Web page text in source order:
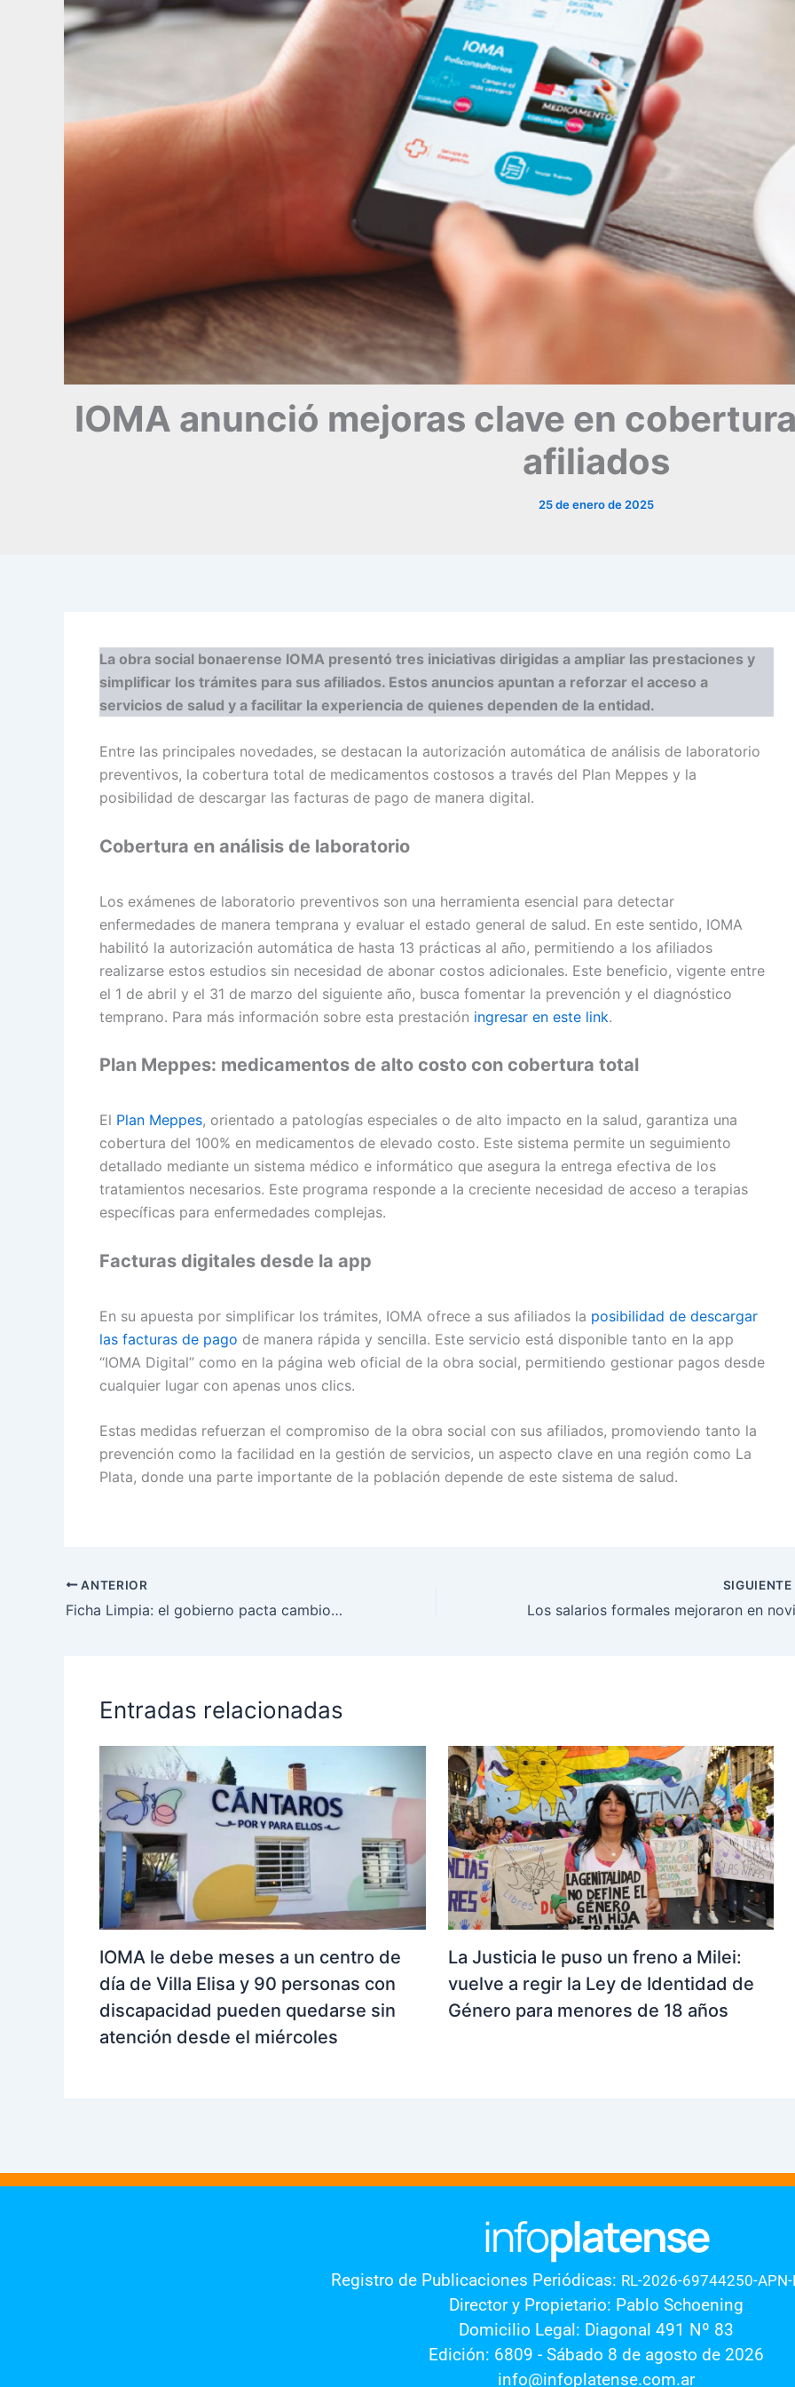
IOMA anunció mejoras clave en
afiliados
25 de enero de 2025
La obra social bonaerense IOMA presentó tres iniciativas dirigidas a ampliar las prestaciones y
simplificar los trámites para sus afiliados. Estos anuncios apuntan a reforzar el acceso a
servicios de salud y a facilitar la experiencia de quienes dependen de la entidad.
Entre las principales novedades, se destacan la autorización automática de análisis de laboratorio
preventivos, la cobertura total de medicamentos costosos a través del Plan Meppes y la
posibilidad de descargar las facturas de pago de manera digital.
Cobertura en análisis de laboratorio
Los exámenes de laboratorio preventivos son una herramienta esencial para detectar
enfermedades de manera temprana y evaluar el estado general de salud. En este sentido, IOMA
habilitó la autorización automática de hasta 13 prácticas al año, permitiendo a los afiliados
realizarse estos estudios sin necesidad de abonar costos adicionales. Este beneficio, vigente entre
el 1 de abril y el 31 de marzo del siguiente año, busca fomentar la prevención y el diagnóstico
temprano. Para más información sobre esta prestación ingresar en este link.
Plan Meppes: medicamentos de alto costo con cobertura total
El Plan Meppes, orientado a patologías especiales o de alto impacto en la salud, garantiza una
cobertura del 100% en medicamentos de elevado costo. Este sistema permite un seguimiento
detallado mediante un sistema médico e informático que asegura la entrega efectiva de los
tratamientos necesarios. Este programa responde a la creciente necesidad de acceso a terapias
específicas para enfermedades complejas.
Facturas digitales desde la app
En su apuesta por simplificar los trámites, IOMA ofrece a sus afiliados la posibilidad de descargar
las facturas de pago de manera rápida y sencilla. Este servicio está disponible tanto en la app
“IOMA Digital” como en la página web oficial de la obra social, permitiendo gestionar pagos desde
cualquier lugar con apenas unos clics.
Estas medidas refuerzan el compromiso de la obra social con sus afiliados, promoviendo tanto la
prevención como la facilidad en la gestión de servicios, un aspecto clave en una región como La
Plata, donde una parte importante de la población depende de este sistema de salud.
ANTERIOR
Ficha Limpia: el gobierno pacta cambios para que Cristina Kirchner pueda ser candidata
SIGUIENTE
Entradas relacionadas
IOMA le debe meses a un centro de
día de Villa Elisa y 90 personas con
discapacidad pueden quedarse sin
atención desde el miércoles
La Justicia le puso un freno a Milei:
vuelve a regir la Ley de Identidad de
Género para menores de 18 años
Registro de Publicaciones Periódicas: RL-2026-69744250-
Director y Propietario: Pablo Schoening
Domicilio Legal: Diagonal 491 Nº 83
Edición: 6809 - Sábado 8 de agosto de 2026
info@infoplatense.com.ar